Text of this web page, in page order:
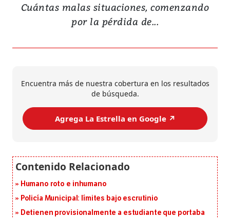
Cuántas malas situaciones, comenzando
por la pérdida de...
Encuentra más de nuestra cobertura en los resultados
de búsqueda.
Agrega La Estrella en Google ↗️
Humano roto e inhumano
Policía Municipal: límites bajo escrutinio
Detienen provisionalmente a estudiante que portaba